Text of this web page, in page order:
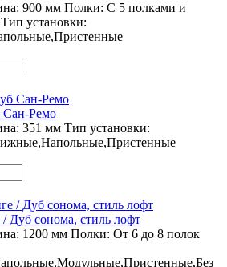
900 мм Полки: С 5 полками и
Тип установки:
Сан-Ремо
351 мм Тип установки:
Дуб сонома, стиль лофт
1200 мм Полки: От 6 до 8 полок